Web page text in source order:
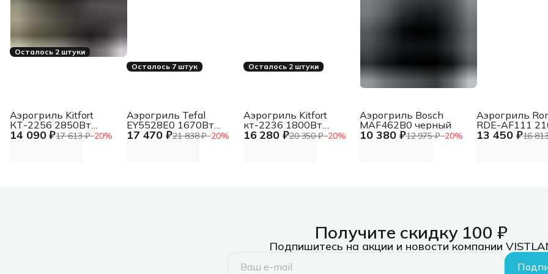
Осталось 2 штуки
14 090 ₽17 613 ₽−20%
Аэрогриль Kitfort
КТ-2256 2850Вт
черный/серебристый
Осталось 7 штук
17 470 ₽21 838 ₽−20%
Аэрогриль Tefal
EY5528E0 1670Вт
черный/серебристый
Осталось 2 штуки
16 280 ₽20 350 ₽−20%
Аэрогриль Kitfort
кт-2236 1800Вт
черный
10 380 ₽12 975 ₽−20%
Аэрогриль Bosch
MAF462B0 черный
13 450 ₽16
Аэрогриль
RDE-AF111
черный/
Получите скидку 100 ₽
Подпишитесь на акции и новости компании